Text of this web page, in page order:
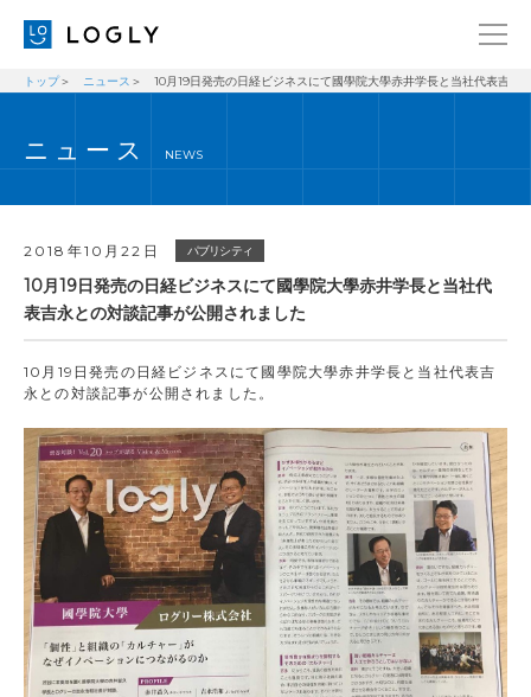
経営理念
ブログ
事業内容
採用情報
IR
お問い合わせ
トップ ニュース 10月19日発売の日経ビジネスにて國學院大學赤井学長と当社代表吉永
ニュース NEWS
2018年10月22日 パブリシティ
10月19日発売の日経ビジネスにて國學院大學赤井学長と当社代
表吉永との対談記事が公開されました
10月19日発売の日経ビジネスにて國學院大學赤井学長と当社代表吉
永との対談記事が公開されました。